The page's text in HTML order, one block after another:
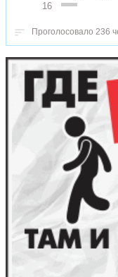
16
Проголосовало 236